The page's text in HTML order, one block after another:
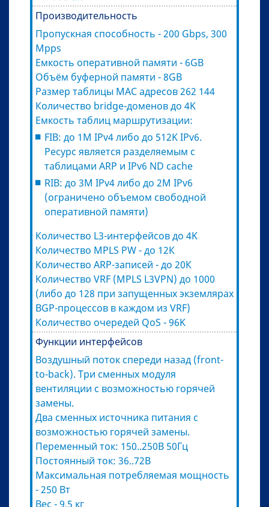
Производительность
Пропускная способность - 200 Gbps, 300
Mpps
Емкость оперативной памяти - 6GB
Объём буферной памяти - 8GB
Размер таблицы MAC адресов 262 144
Количество bridge-доменов до 4K
Емкость таблиц маршрутизации:
FIB: до 1M IPv4 либо до 512K IPv6.
Ресурс является разделяемым с
таблицами ARP и IPv6 ND cache
RIB: до 3M IPv4 либо до 2M IPv6
(ограничено объемом свободной
оперативной памяти)
Количество L3-интерфейсов до 4K
Количество MPLS PW - до 12К
Количество ARP-записей - до 20К
Количество VRF (MPLS L3VPN) до 1000
(либо до 128 при запущенных экземлярах
BGP-процессов в каждом из VRF)
Количество очередей QoS - 96K
Функции интерфейсов
Воздушный поток спереди назад (front-
to-back). Три сменных модуля
вентиляции с возможностью горячей
замены.
Два сменных источника питания с
возможностью горячей замены.
Переменный ток: 150..250В 50Гц
Постоянный ток: 36..72В
Максимальная потребляемая мощность
- 250 Вт
Вес - 9,5 кг